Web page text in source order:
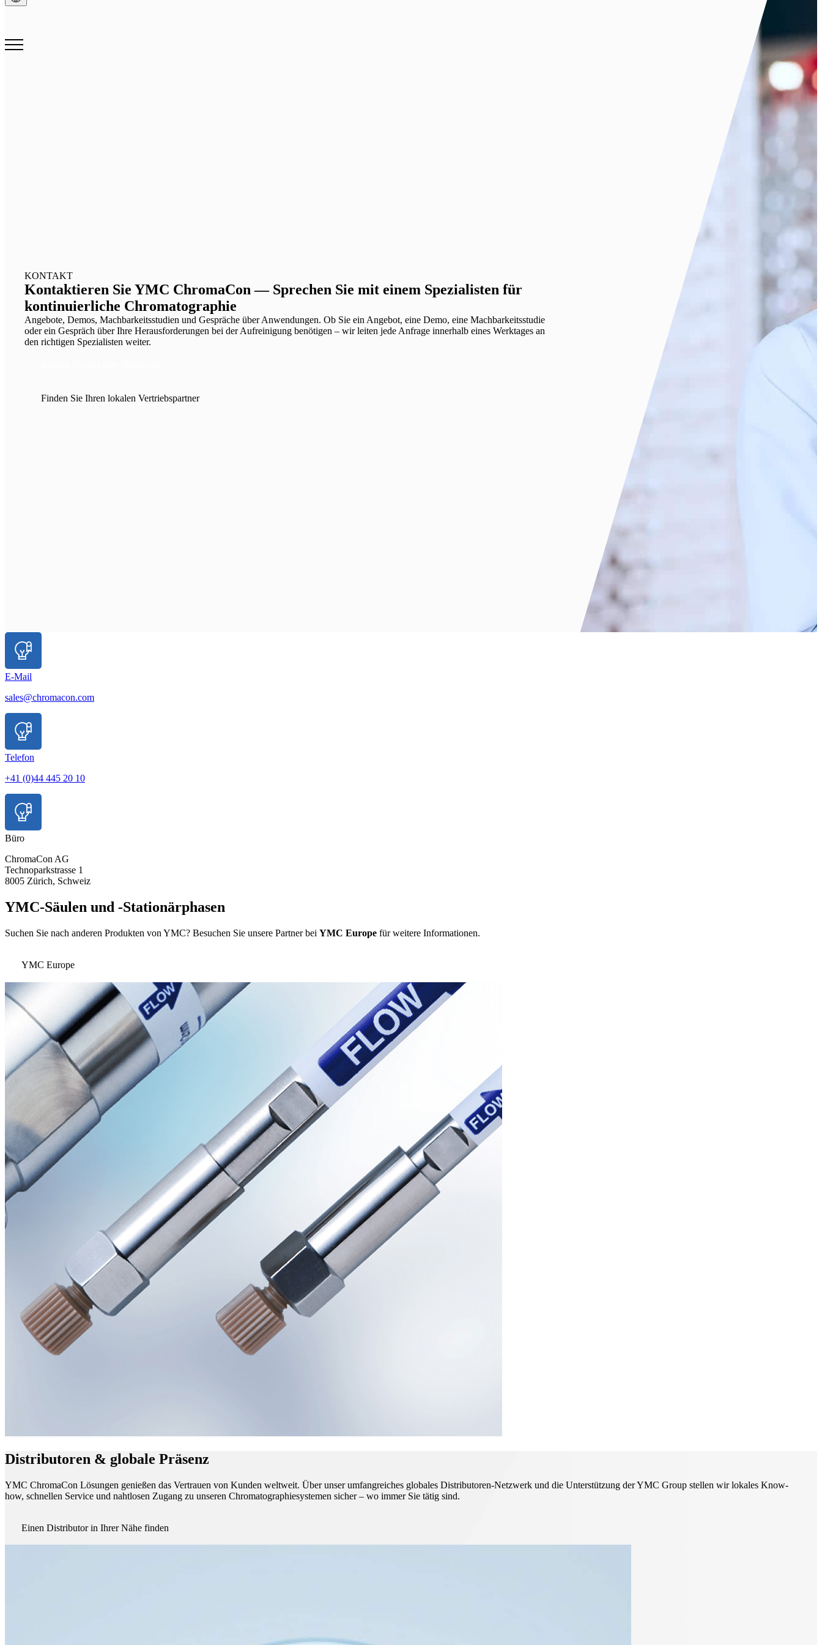
KONTAKT
Kontaktieren Sie YMC ChromaCon — Sprechen Sie mit einem Spezialisten für
kontinuierliche Chromatographie
Angebote, Demos, Machbarkeitsstudien und Gespräche über Anwendungen. Ob Sie ein Angebot, eine Demo, eine Machbarkeitsstudie
oder ein Gespräch über Ihre Herausforderungen bei der Aufreinigung benötigen – wir leiten jede Anfrage innerhalb eines Werktages an
den richtigen Spezialisten weiter.
Finden Sie Ihren lokalen Vertriebspartner
E-Mail
sales@chromacon.com
Telefon
+41 (0)44 445 20 10
Büro
ChromaCon AG
Technoparkstrasse 1
8005 Zürich, Schweiz
YMC-Säulen und -Stationärphasen
Suchen Sie nach anderen Produkten von YMC? Besuchen Sie unsere Partner bei YMC Europe für weitere Informationen.
YMC Europe
Distributoren & globale Präsenz
YMC ChromaCon Lösungen genießen das Vertrauen von Kunden weltweit. Über unser umfangreiches globales Distributoren-Netzwerk und die Unterstützung der YMC Group stellen wir lokales Know-
how, schnellen Service und nahtlosen Zugang zu unseren Chromatographiesystemen sicher – wo immer Sie tätig sind.
Einen Distributor in Ihrer Nähe finden